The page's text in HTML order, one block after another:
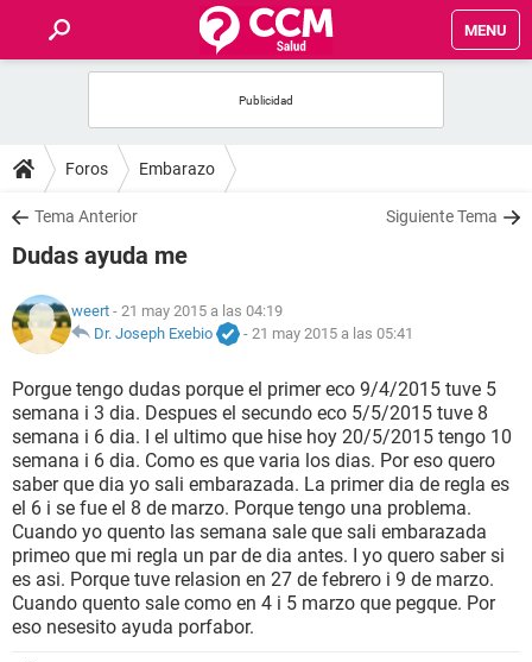
MENU
FOROS
SALUD
NUTRICIÓN
BIENESTAR
SEXUALIDAD
GLOSARIO
Foros Embarazo
Tema Anterior Siguiente Tema
Dudas ayuda me
weert - 21 may 2015 a las 04:19
Dr. Joseph Exebio
- 21 may 2015 a las 05:41
Porgue tengo dudas porque el primer eco 9/4/2015 tuve 5
semana i 3 dia. Despues el secundo eco 5/5/2015 tuve 8
semana i 6 dia. I el ultimo que hise hoy 20/5/2015 tengo 10
semana i 6 dia. Como es que varia los dias. Por eso quero
saber que dia yo sali embarazada. La primer dia de regla es
el 6 i se fue el 8 de marzo. Porque tengo una problema.
Cuando yo quento las semana sale que sali embarazada
primeo que mi regla un par de dia antes. I yo quero saber si
es asi. Porque tuve relasion en 27 de febrero i 9 de marzo.
Cuando quento sale como en 4 i 5 marzo que pegque. Por
eso nesesito ayuda porfabor.